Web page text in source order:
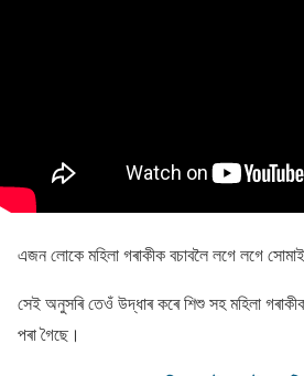
এজন লোকে মহিলা গৰাকীক বচাবলৈ লগে লগে
সেই অনুসৰি তেওঁ উদ্ধাৰ কৰে শিশু সহ মহিলা
পৰা গৈছে।